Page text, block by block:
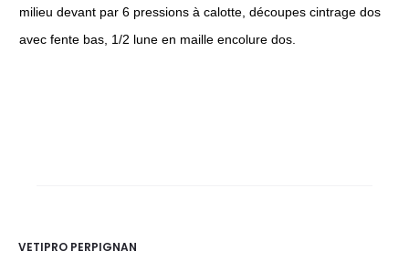
milieu devant par 6 pressions à calotte, découpes cintrage dos
avec fente bas, 1/2 lune en maille encolure dos.
VETIPRO PERPIGNAN